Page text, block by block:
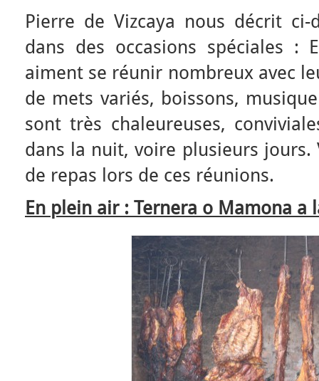
Pierre de Vizcaya nous décrit ci-
dans des occasions spéciales :
aiment se réunir nombreux avec
de mets variés, boissons,
sont très chaleureuses,
dans la nuit, voire plusieurs jours.
de repas lors de ces réunions.
En plein air : Ternera o Mamona a